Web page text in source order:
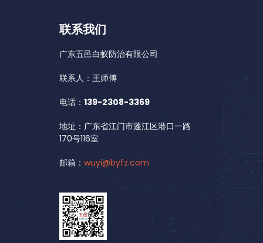
联系我们
广东五邑白蚁防治有限公司
联系人：王师傅
电话： 139-2308-3369
地址：广东省江门市蓬江区港口一路
170号116室
邮箱： wuyi@byfz.com